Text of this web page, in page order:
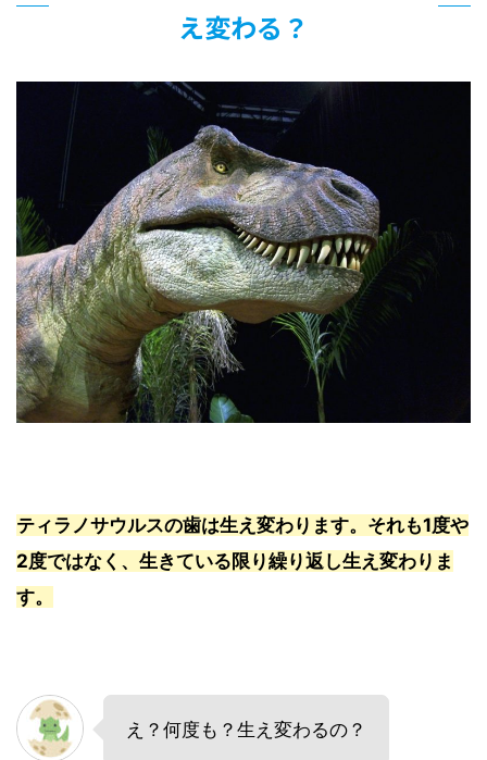
え変わる？
ティラノサウルスの歯は生え変わります。それも1度や
2度ではなく、生きている限り繰り返し生え変わりま
す。
え？何度も？生え変わるの？